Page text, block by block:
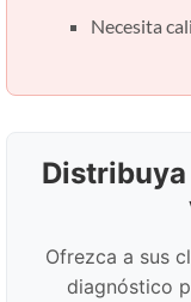
Necesita
Ofrezca a sus
diagnóstico